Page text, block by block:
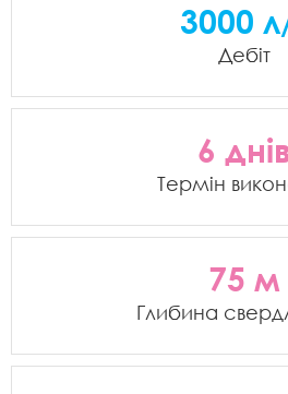
3000
Дебіт
6
Термін
75 м
Глибина